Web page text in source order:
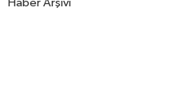
Haber Arşivi